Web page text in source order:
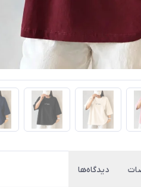
دیدگاه‌ها